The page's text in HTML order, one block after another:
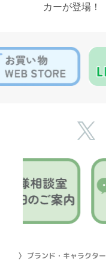
カーが登場！
〉 ブランド・キャラクター